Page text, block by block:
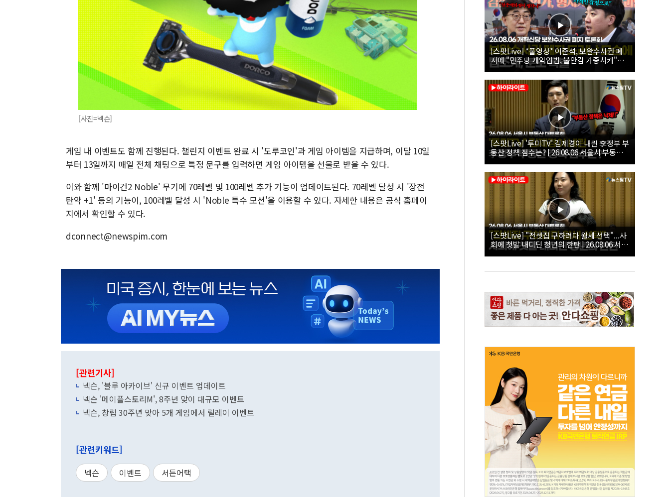
[사진=넥슨]
게임 내 이벤트도 함께 진행된다. 챌린지 이벤트 완료 시 '도루코인'과 게임 아이템을 지급하며, 이달 10일
부터 13일까지 매일 전체 채팅으로 특정 문구를 입력하면 게임 아이템을 선물로 받을 수 있다.
이와 함께 '마이건2 Noble' 무기에 70레벨 및 100레벨 추가 기능이 업데이트된다. 70레벨 달성 시 '장전
탄약 +1' 등의 기능이, 100레벨 달성 시 'Noble 특수 모션'을 이용할 수 있다. 자세한 내용은 공식 홈페이
지에서 확인할 수 있다.
dconnect@newspim.com
[관련기사]
넥슨, '블루 아카이브' 신규 이벤트 업데이트
넥슨 '메이플스토리M', 8주년 맞이 대규모 이벤트
넥슨, 창립 30주년 맞아 5개 게임에서 릴레이 이벤트
[관련키워드]
넥슨 이벤트 서든어택
[스팟Live] *풀영상* 이준석, 보완수사권 폐
지에 "민주당 개악입법, 불안감 가중시켜"｜
26.08.06 개혁신당 보완수사권 폐지 토론회
[스팟Live] '투미TV' 김제경이 내린 李정부 부
동산 정책 점수는? | 26.08.06 서울시 부동산
대토론회
[스팟Live] "전셋집 구하려다 월세 선택"...사
회에 첫발 내디딘 청년의 한탄 | 26.08.06 서울
시 부동산 대토론회